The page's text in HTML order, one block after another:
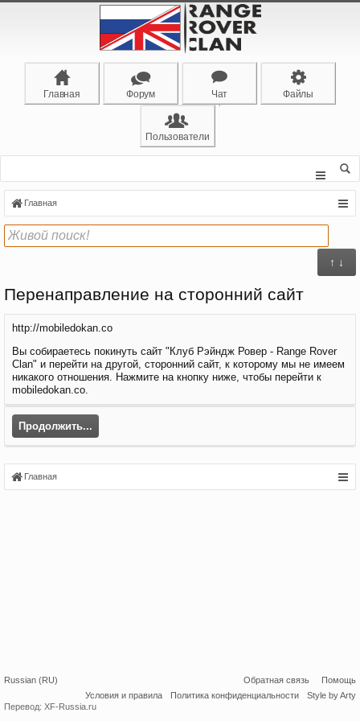
Главная Форум Чат Файлы
Пользователи
Главная
↑ ↓
Перенаправление на сторонний сайт
http://mobiledokan.co
Вы собираетесь покинуть сайт "Клуб Рэйндж Ровер - Range Rover
Clan" и перейти на другой, сторонний сайт, к которому мы не имеем
никакого отношения. Нажмите на кнопку ниже, чтобы перейти к
mobiledokan.co.
Продолжить...
Главная
Russian (RU) Обратная связь
Помощь
Условия и правила
Политика конфиденциальности
Style by Arty
Перевод: XF-Russia.ru